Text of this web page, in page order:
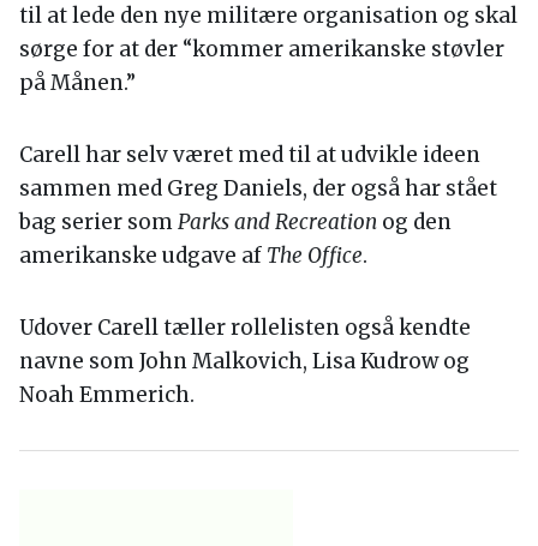
til at lede den nye militære organisation og skal
sørge for at der “kommer amerikanske støvler
på Månen.”
Carell har selv været med til at udvikle ideen
sammen med Greg Daniels, der også har stået
bag serier somParks and Recreation og den
amerikanske udgave af The Office.
Udover Carell tæller rollelisten også kendte
navne som John Malkovich, Lisa Kudrow og
Noah Emmerich.